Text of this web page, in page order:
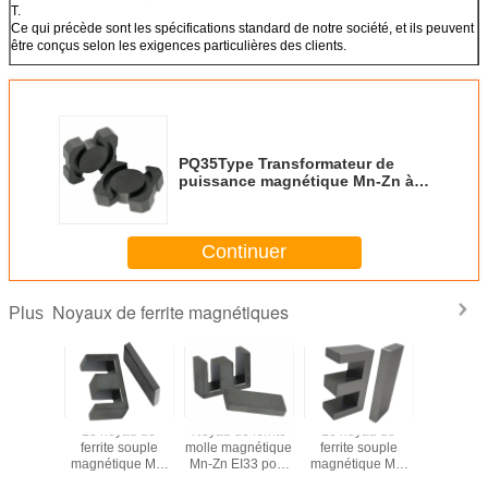
T.
Ce qui précède sont les spécifications standard de notre société, et ils peuvent
être conçus selon les exigences particulières des clients.
PQ35Type Transformateur de
puissance magnétique Mn-Zn à
Continuer
Plus Noyaux de ferrite magnétiques
ferrite souple
magnétique Mn-
molle magnétique
Mn-Zn EI33 pour
ferrite souple
magnétique Mn-